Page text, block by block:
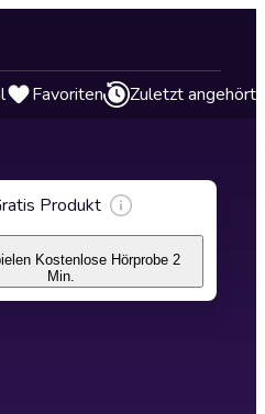
Favoriten Zuletzt angehört
Produkt
Kostenlose Hörprobe 2
Min.